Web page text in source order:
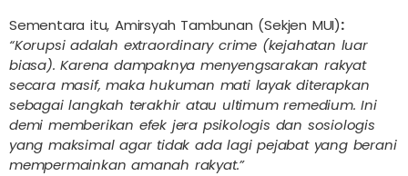
Sementara itu, Amirsyah Tambunan (Sekjen MUI):
“Korupsi adalah extraordinary crime (kejahatan luar
biasa). Karena dampaknya menyengsarakan rakyat
secara masif, maka hukuman mati layak diterapkan
sebagai langkah terakhir atau ultimum remedium. Ini
demi memberikan efek jera psikologis dan sosiologis
yang maksimal agar tidak ada lagi pejabat yang berani
mempermainkan amanah rakyat.”